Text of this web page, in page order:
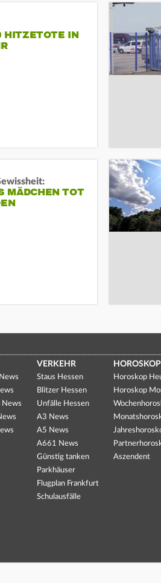
HITZETOTE IN
MÄDCHEN TOT
News
VERKEHR
Staus Hessen
Blitzer Hessen
Unfälle Hessen
A3 News
A5 News
A661 News
Günstig tanken
Parkhäuser
Flugplan Frankfurt
Schulausfälle
HOROSKOP
Horoskop
Horoskop
Aszendent